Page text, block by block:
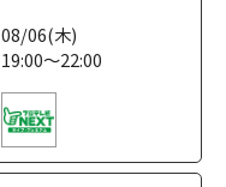
08/06(木)
19:00～22:00